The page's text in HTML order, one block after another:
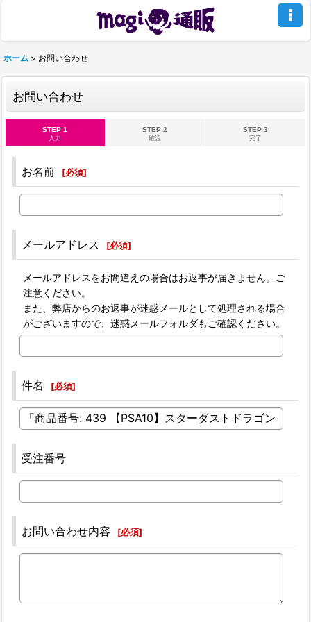
ホーム > お問い合わせ
お問い合わせ
STEP 1
入力
STEP 2
確認
STEP 3
完了
お名前 [必須]
メールアドレス [必須]
メールアドレスをお間違えの場合はお返事が届きません。ご
注意ください。
また、弊店からのお返事が迷惑メールとして処理される場合
がございますので、迷惑メールフォルダもご確認ください。
件名 [必須]
受注番号
お問い合わせ内容 [必須]